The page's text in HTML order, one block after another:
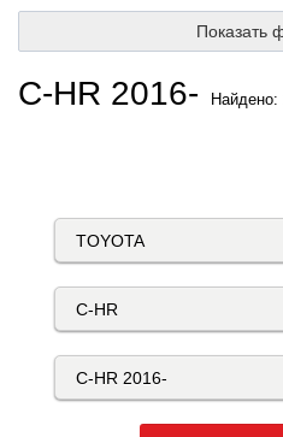
Показать
C-HR 2016- Найдено: